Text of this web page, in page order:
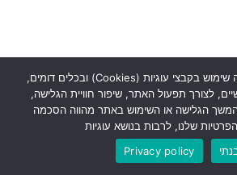
ידיעתך: באתר זה נעשה שימוש בקבצי עוגיות (Cookies) ובכלים דומים,
לצורך תפעול האתר, שיפור חוויית הגלישה,
הגלישה או השימוש באתר מהווה הסכמה
שלנו, לרבות בנושא עוגיות
Privacy policy